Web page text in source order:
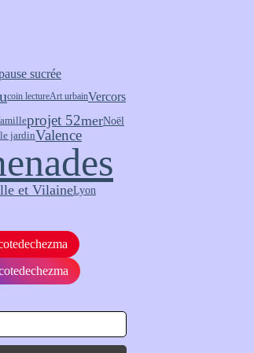
sucrée
coin lectureArt urbainVercors
projet 52merNoël
jardinValence
et VilaineLyon